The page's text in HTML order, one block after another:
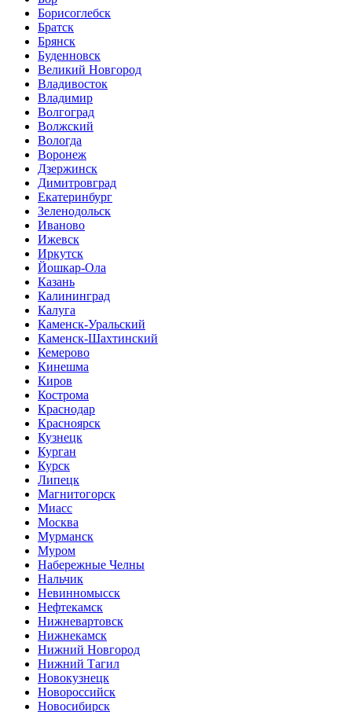
Борисоглебск
Братск
Брянск
Буденновск
Великий Новгород
Владивосток
Владимир
Волгоград
Волжский
Вологда
Воронеж
Дзержинск
Димитровград
Екатеринбург
Зеленодольск
Иваново
Ижевск
Иркутск
Йошкар-Ола
Казань
Калининград
Калуга
Каменск-Уральский
Каменск-Шахтинский
Кемерово
Кинешма
Киров
Кострома
Краснодар
Красноярск
Кузнецк
Курган
Курск
Липецк
Магнитогорск
Миасс
Москва
Мурманск
Муром
Набережные Челны
Нальчик
Невинномысск
Нефтекамск
Нижневартовск
Нижнекамск
Нижний Новгород
Нижний Тагил
Новокузнецк
Новороссийск
Новосибирск